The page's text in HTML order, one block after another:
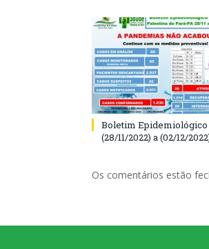
Boletim Epidemiológico
(28/11/2022) a (02/12/
Os comentários estão